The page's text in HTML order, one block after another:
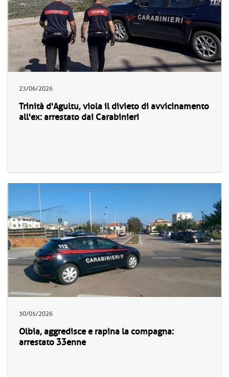
23/06/2026
Trinità d'Agultu, viola il divieto di avvicinamento
all'ex: arrestato dai Carabinieri
30/05/2026
Olbia, aggredisce e rapina la compagna:
arrestato 33enne